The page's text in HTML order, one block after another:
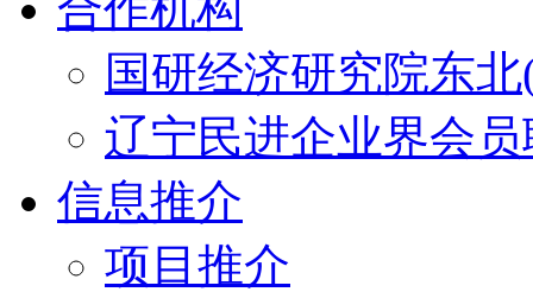
国研经济研究院东
辽宁民进企业界会
信息推介
项目推介